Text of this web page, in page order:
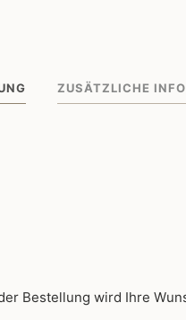
ZUSÄTZLICHE
Bestellung wird Ihre